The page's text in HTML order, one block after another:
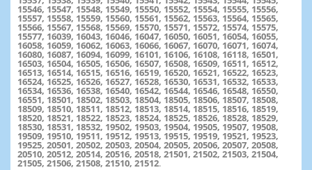
15546, 15547, 15548, 15549, 15550, 15552, 15554, 15555, 15556,
15557, 15558, 15559, 15560, 15561, 15562, 15563, 15564, 15565,
15566, 15567, 15568, 15569, 15570, 15571, 15572, 15574, 15575,
15577, 16039, 16043, 16046, 16047, 16050, 16051, 16054, 16055,
16058, 16059, 16062, 16063, 16066, 16067, 16070, 16071, 16074,
16080, 16087, 16094, 16099, 16101, 16106, 16108, 16118, 16501,
16503, 16504, 16505, 16506, 16507, 16508, 16509, 16511, 16512,
16513, 16514, 16515, 16516, 16519, 16520, 16521, 16522, 16523,
16524, 16525, 16526, 16527, 16528, 16530, 16531, 16532, 16533,
16534, 16536, 16538, 16540, 16542, 16544, 16546, 16548, 16550,
16551, 18501, 18502, 18503, 18504, 18505, 18506, 18507, 18508,
18509, 18510, 18511, 18512, 18513, 18514, 18515, 18516, 18519,
18520, 18521, 18522, 18523, 18524, 18525, 18526, 18528, 18529,
18530, 18531, 18532, 19502, 19503, 19504, 19505, 19507, 19508,
19509, 19510, 19511, 19512, 19513, 19515, 19519, 19521, 19523,
19525, 20501, 20502, 20503, 20504, 20505, 20506, 20507, 20508,
20510, 20512, 20514, 20516, 20518, 21501, 21502, 21503, 21504,
21505, 21506, 21508, 21510, 21512.